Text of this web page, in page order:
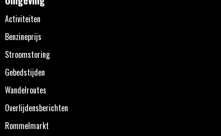
Activiteiten
Benzineprijs
Stroomstoring
Gebedstijden
Wandelroutes
Overlijdensberichten
Rommelmarkt